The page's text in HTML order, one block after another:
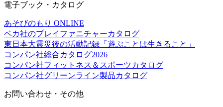
電子ブック・カタログ
あそびのもり ONLINE
ベカ社のプレイファニチャーカタログ
東日本大震災後の活動記録「遊ぶことは生きること」
コンパン社総合カタログ2026
コンパン社フィットネス＆スポーツカタログ
コンパン社グリーンライン製品カタログ
お問い合わせ・その他